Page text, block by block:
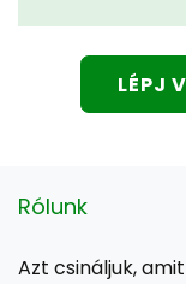
LÉPJ
Rólunk
Azt csináljuk,